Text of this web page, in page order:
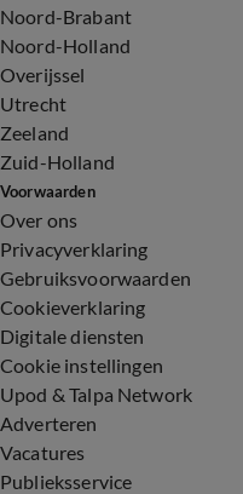
Noord-Brabant
Noord-Holland
Overijssel
Utrecht
Zeeland
Zuid-Holland
Voorwaarden
Over ons
Privacyverklaring
Gebruiksvoorwaarden
Cookieverklaring
Digitale diensten
Cookie instellingen
Upod & Talpa Network
Adverteren
Vacatures
Publieksservice